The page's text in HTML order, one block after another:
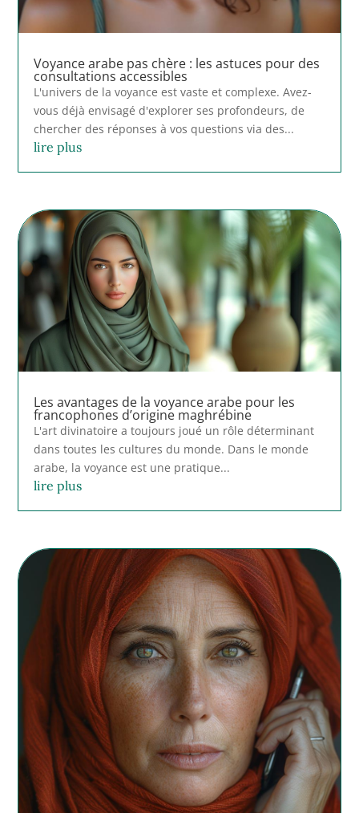
Voyance arabe pas chère : les astuces pour des
consultations accessibles
L'univers de la voyance est vaste et complexe. Avez-
vous déjà envisagé d'explorer ses profondeurs, de
chercher des réponses à vos questions via des...
lire plus
Les avantages de la voyance arabe pour les
francophones d’origine maghrébine
L'art divinatoire a toujours joué un rôle déterminant
dans toutes les cultures du monde. Dans le monde
arabe, la voyance est une pratique...
lire plus